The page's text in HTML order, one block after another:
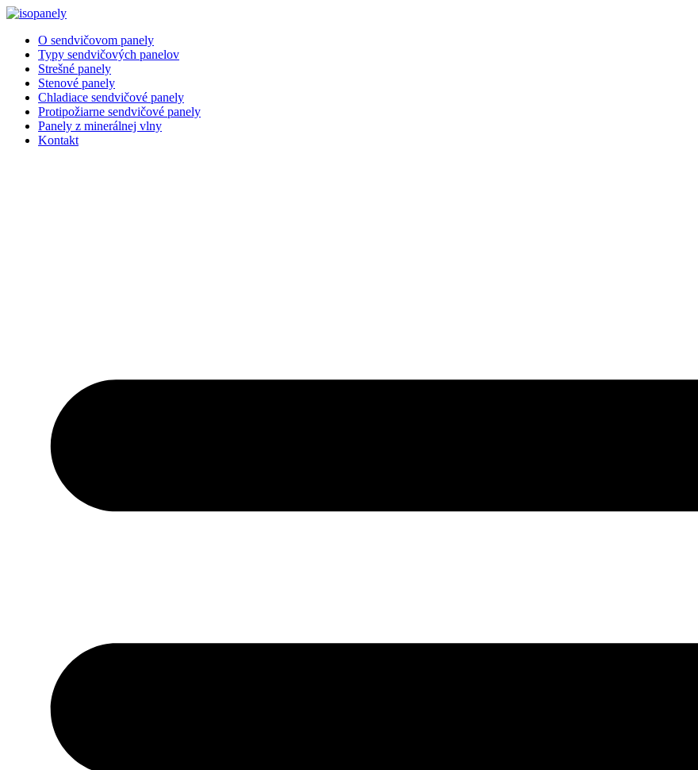
Preskočiť
obsah
O sendvičovom panely
Typy sendvičových panelov
Strešné panely
Stenové panely
Chladiace sendvičové panely
Protipožiarne sendvičové panely
Panely z minerálnej vlny
Kontakt